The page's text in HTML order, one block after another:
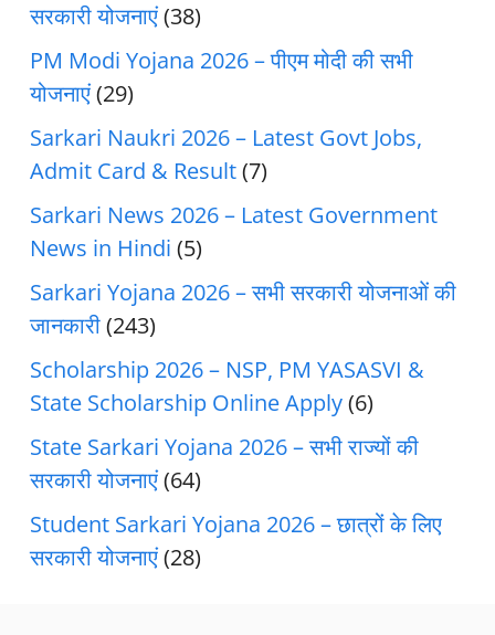
सरकारी योजनाएं(38)
PM Modi Yojana 2026 – पीएम मोदी की सभी
योजनाएं(29)
Sarkari Naukri 2026 – Latest Govt Jobs,
Admit Card & Result(7)
Sarkari News 2026 – Latest Government
News in Hindi (5)
Sarkari Yojana 2026 – सभी सरकारी योजनाओं की
जानकारी(243)
Scholarship 2026 – NSP, PM YASASVI &
State Scholarship Online Apply(6)
State Sarkari Yojana 2026 – सभी राज्यों की
सरकारी योजनाएं(64)
Student Sarkari Yojana 2026 – छात्रों के लिए
सरकारी योजनाएं(28)